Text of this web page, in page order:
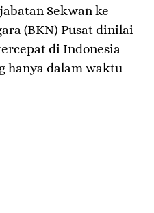
Sekwan ke
(BKN) Pusat dinilai
di Indonesia
hanya dalam waktu